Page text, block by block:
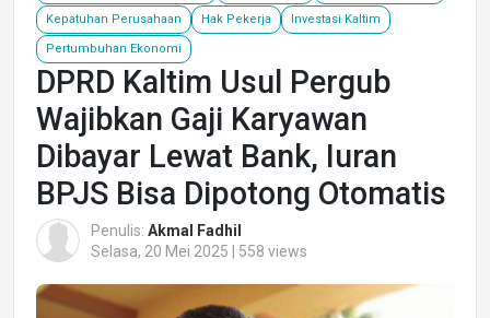
Kepatuhan Perusahaan Hak Pekerja Investasi Kaltim
Pertumbuhan Ekonomi
DPRD Kaltim Usul Pergub
Wajibkan Gaji Karyawan
Dibayar Lewat Bank, Iuran
BPJS Bisa Dipotong Otomatis
Penulis: Akmal Fadhil
Selasa, 20 Mei 2025 | 558 views